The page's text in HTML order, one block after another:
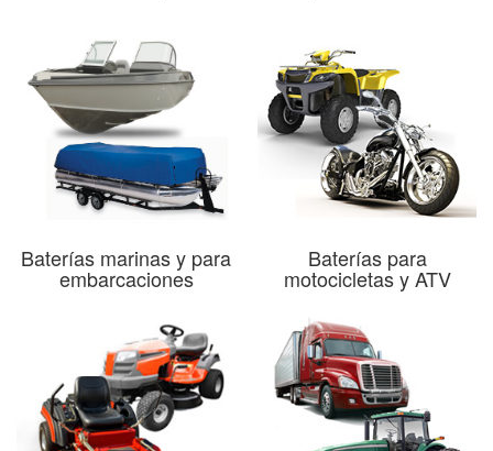
Baterías marinas y para
embarcaciones
Baterías para
motocicletas y ATV